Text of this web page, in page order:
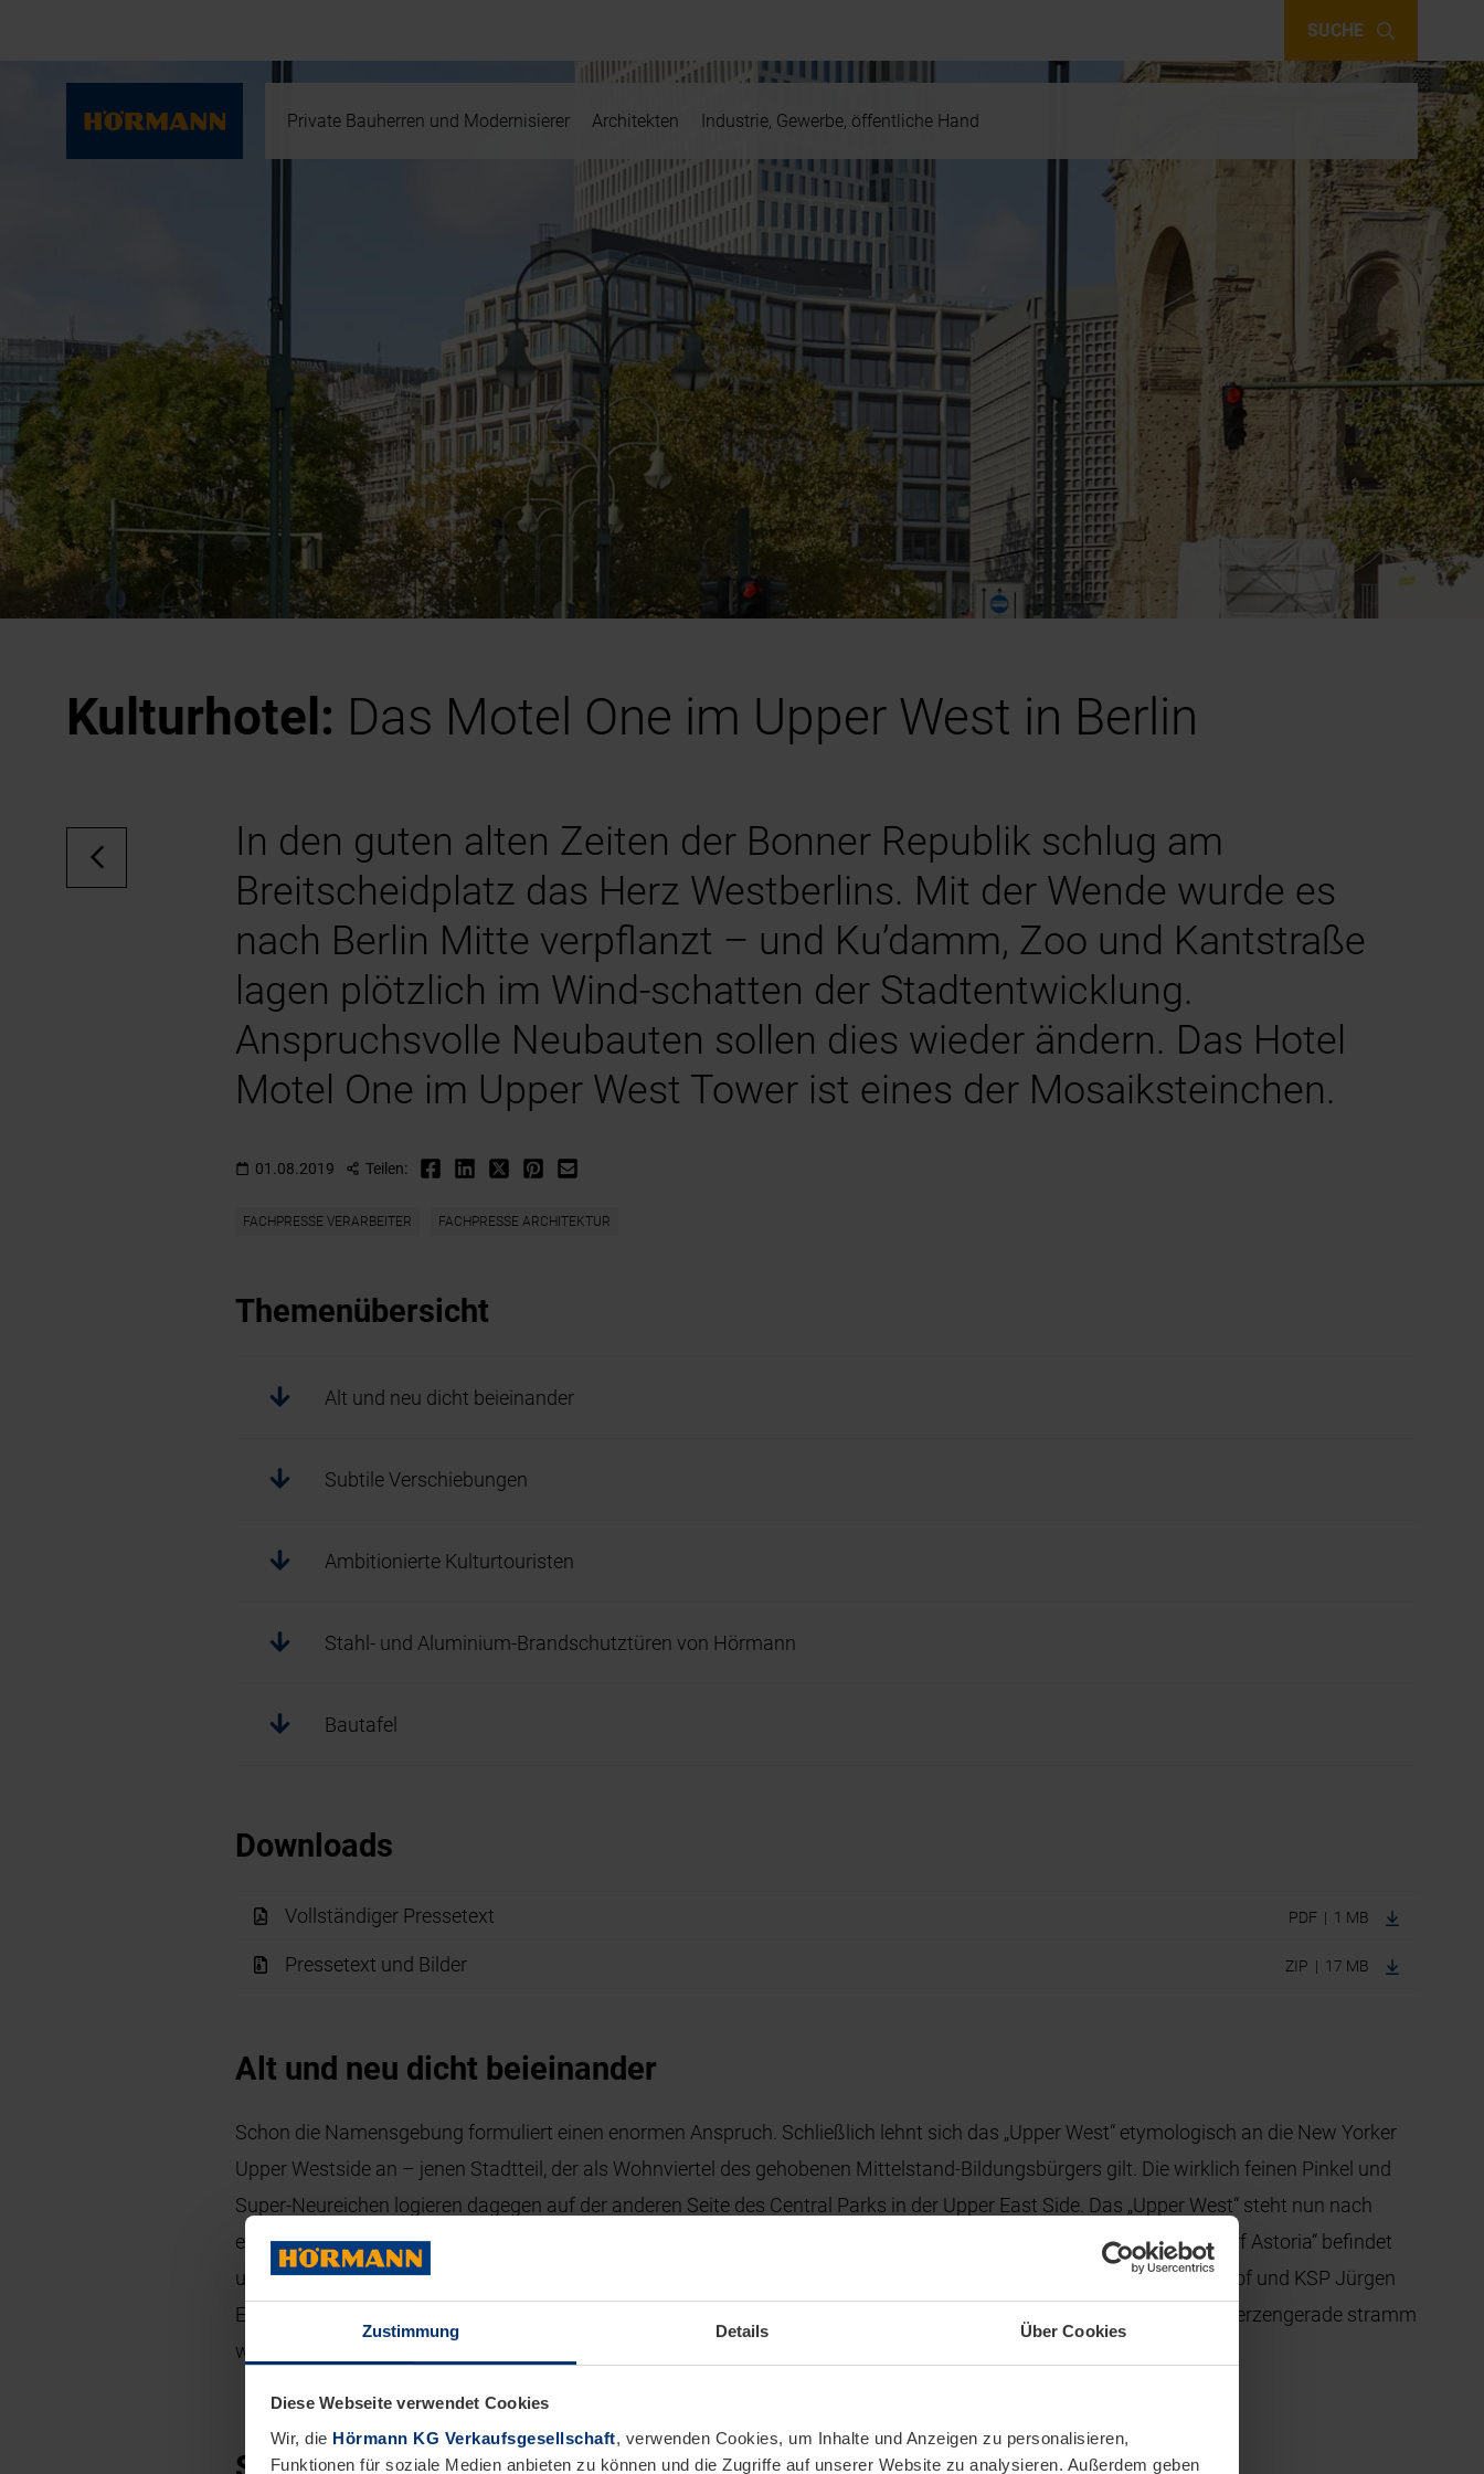
Zustimmung Details Über Cookies
Diese Webseite verwendet Cookies
Wir, die Hörmann KG Verkaufsgesellschaft, verwenden Cookies, um Inhalte und Anzeigen zu personalisieren,
Funktionen für soziale Medien anbieten zu können und die Zugriffe auf unserer Website zu analysieren. Außerdem geben
SUCHE
Private Bauherren und Modernisierer Architekten Industrie, Gewerbe, öffentliche Hand
Kulturhotel: Das Motel One im Upper West in Berlin
In den guten alten Zeiten der Bonner Republik schlug am
Breitscheidplatz das Herz Westberlins. Mit der Wende wurde es
nach Berlin Mitte verpflanzt – und Ku’damm, Zoo und Kantstraße
lagen plötzlich im Wind-schatten der Stadtentwicklung.
Anspruchsvolle Neubauten sollen dies wieder ändern. Das Hotel
Motel One im Upper West Tower ist eines der Mosaiksteinchen.
01.08.2019 Teilen:
FACHPRESSE VERARBEITER FACHPRESSE ARCHITEKTUR
Themenübersicht
Alt und neu dicht beieinander
Subtile Verschiebungen
Ambitionierte Kulturtouristen
Stahl- und Aluminium-Brandschutztüren von Hörmann
Bautafel
Downloads
Vollständiger Pressetext PDF | 1 MB
Pressetext und Bilder ZIP | 17 MB
Alt und neu dicht beieinander
Schon die Namensgebung formuliert einen enormen Anspruch. Schließlich lehnt sich das „Upper West“ etymologisch an die New Yorker
Upper Westside an – jenen Stadtteil, der als Wohnviertel des gehobenen Mittelstand-Bildungsbürgers gilt. Die wirklich feinen Pinkel und
Super-Neureichen logieren dagegen auf der anderen Seite des Central Parks in der Upper East Side. Das „Upper West“ steht nun nach
einer komplexen Planungsvorgeschichte direkt neben Christoph Mäcklers „Zoofenster“ in dem sich das Hotel „Waldorf Astoria“ befindet
und gegenüber von Egon Eiermanns Anbau an die Gedächtniskirche. Zumindest baulich ist das Ensemble von Langhof und KSP Jürgen
Engel Architekten die Kontradiktion des Waldorf Astoria. Dort geht es nobel zu, und die Fassade des Turms steht so kerzengerade stramm
wie ein Butler.